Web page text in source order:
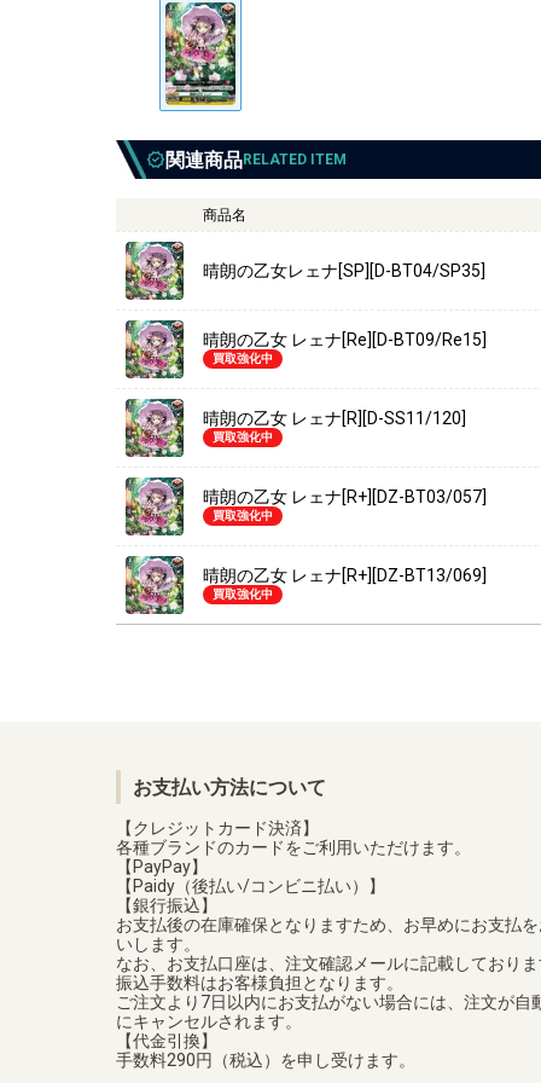
関連商品RELATED ITEM
商品名
晴朗の乙女レェナ[SP][D-BT04/SP35]
晴朗の乙女 レェナ[Re][D-BT09/Re15]
買取強化中
晴朗の乙女 レェナ[R][D-SS11/120]
買取強化中
晴朗の乙女 レェナ[R+][DZ-BT03/057]
買取強化中
晴朗の乙女 レェナ[R+][DZ-BT13/069]
買取強化中
お支払い方法について
【クレジットカード決済】
各種ブランドのカードをご利用いただけます。
【PayPay】
【Paidy（後払い/コンビニ払い）】
【銀行振込】
お支払後の在庫確保となりますため、お早めにお支払
いします。
なお、お支払口座は、注文確認メールに記載しており
振込手数料はお客様負担となります。
ご注文より7日以内にお支払がない場合には、注文が自
にキャンセルされます。
【代金引換】
手数料290円（税込）を申し受けます。